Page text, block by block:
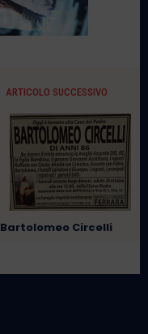
ARTICOLO SUCCESSIVO
Bartolomeo Circelli